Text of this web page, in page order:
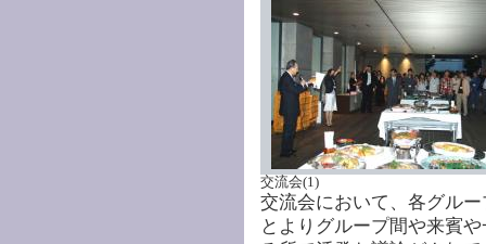
交流会(1)
交流会において、各グル
とよりグループ間や来賓